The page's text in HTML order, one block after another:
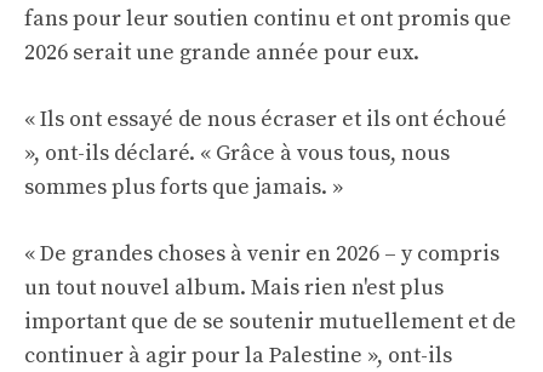
fans pour leur soutien continu et ont promis que
2026 serait une grande année pour eux.
« Ils ont essayé de nous écraser et ils ont échoué
», ont-ils déclaré. « Grâce à vous tous, nous
sommes plus forts que jamais. »
« De grandes choses à venir en 2026 – y compris
un tout nouvel album. Mais rien n'est plus
important que de se soutenir mutuellement et de
continuer à agir pour la Palestine », ont-ils